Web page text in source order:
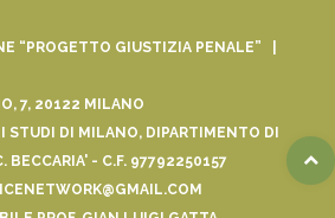
“PROGETTO GIUSTIZIA PENALE” |
7, 20122 MILANO
DI MILANO, DIPARTIMENTO DI
BECCARIA' - C.F. 97792250157